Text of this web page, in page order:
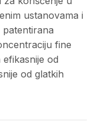
ustanovama i
patentirana
fine
od
od glatkih